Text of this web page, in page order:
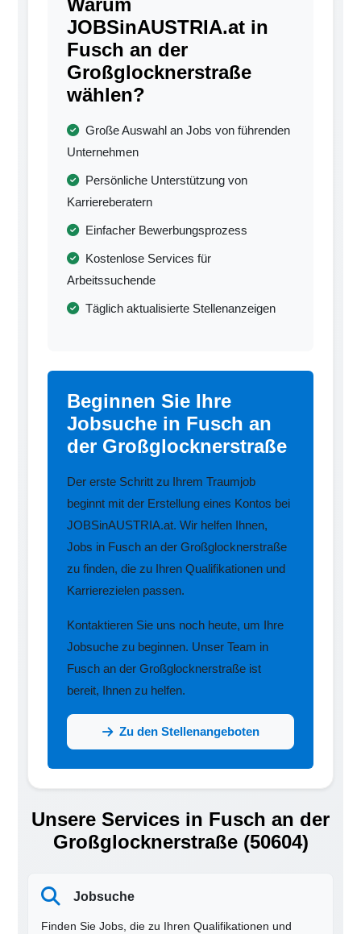
Warum
JOBSinAUSTRIA.at in
Fusch an der
Großglocknerstraße
wählen?
Große Auswahl an Jobs von führenden
Unternehmen
Persönliche Unterstützung von
Karriereberatern
Einfacher Bewerbungsprozess
Kostenlose Services für
Arbeitssuchende
Täglich aktualisierte Stellenanzeigen
Beginnen Sie Ihre
Jobsuche in Fusch an
der Großglocknerstraße
Der erste Schritt zu Ihrem Traumjob
beginnt mit der Erstellung eines Kontos bei
JOBSinAUSTRIA.at. Wir helfen Ihnen,
Jobs in Fusch an der Großglocknerstraße
zu finden, die zu Ihren Qualifikationen und
Karrierezielen passen.
Kontaktieren Sie uns noch heute, um Ihre
Jobsuche zu beginnen. Unser Team in
Fusch an der Großglocknerstraße ist
bereit, Ihnen zu helfen.
Zu den Stellenangeboten
Unsere Services in Fusch an der
Großglocknerstraße (50604)
Jobsuche
Finden Sie Jobs, die zu Ihren Qualifikationen und